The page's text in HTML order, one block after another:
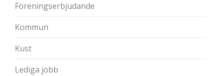
Föreningserbjudande
Kommun
Kust
Lediga jobb